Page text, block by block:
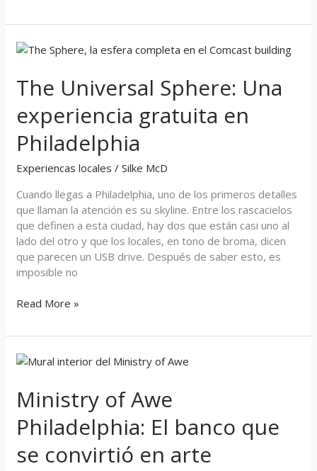
The Universal Sphere: Una
experiencia gratuita en
Philadelphia
Experiencas locales /Silke McD
Cuando llegas a Philadelphia, uno de los primeros detalles
que llaman la atención es su skyline. Entre los rascacielos
que definen a esta ciudad, hay dos que están casi uno al
lado del otro y que los locales, en tono de broma, dicen
que parecen un USB drive. Después de saber esto, es
imposible no
The
Sphere:
Una
experiencia
gratuita
en
Read More »
Ministry of Awe
Philadelphia: El banco que
se convirtió en arte
Ministry
Awe
Philadelphia:
El
banco
que